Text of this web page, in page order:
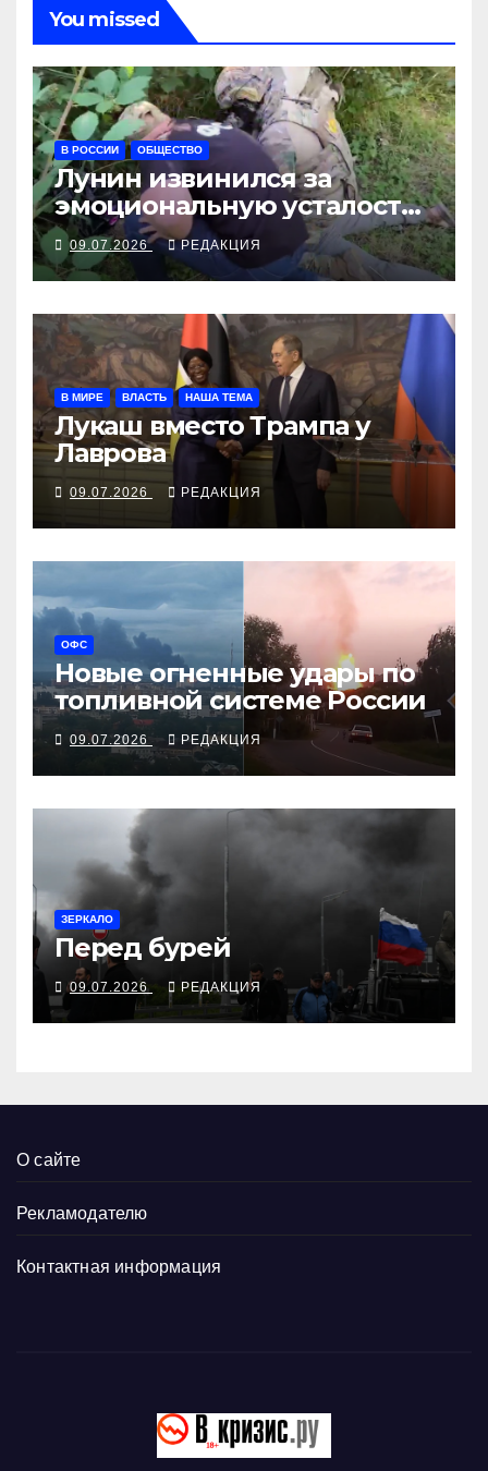
You missed
В РОССИИ ОБЩЕСТВО
Лунин извинился за
эмоциональную усталость,
ФСБ арестовывает
настоящих противников
09.07.2026 РЕДАКЦИЯ
В МИРЕ ВЛАСТЬ НАША ТЕМА
Лукаш вместо Трампа у
Лаврова
09.07.2026 РЕДАКЦИЯ
ОФС
Новые огненные удары по
топливной системе России
09.07.2026 РЕДАКЦИЯ
ЗЕРКАЛО
Перед бурей
09.07.2026 РЕДАКЦИЯ
О сайте
Рекламодателю
Контактная информация